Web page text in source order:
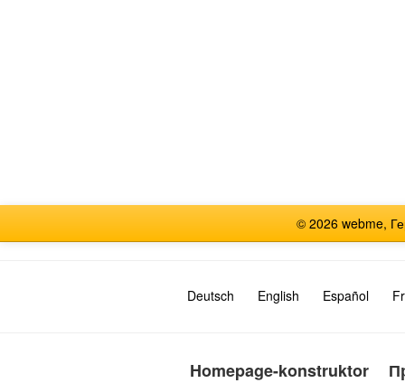
© 2026 webme,
Deutsch English Español
Homepage-konstruktor